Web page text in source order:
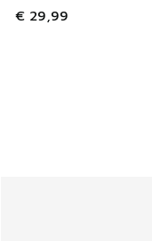
€ 29,99